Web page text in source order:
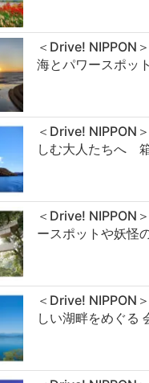
＜Drive! NIPPON
海とパワースポ
＜Drive! NIPPON
しむ大人たちへ
＜Drive! NIPPON
ースポットや妖怪
＜Drive! NIPPON
しい湖畔をめぐる